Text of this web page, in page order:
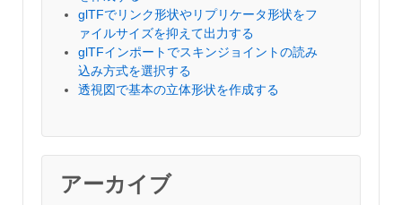
glTFでリンク形状やリプリケータ形状をフ
ァイルサイズを抑えて出力する
glTFインポートでスキンジョイントの読み
込み方式を選択する
透視図で基本の立体形状を作成する
アーカイブ